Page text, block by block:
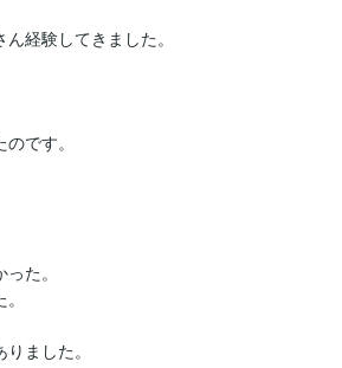
経験してきました。
です。
た。
ました。